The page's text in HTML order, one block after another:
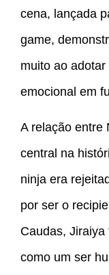
cena, lançada
game,
muito ao
emocional em
A relação entre
central na
ninja era
por ser o
Caudas,
como um ser